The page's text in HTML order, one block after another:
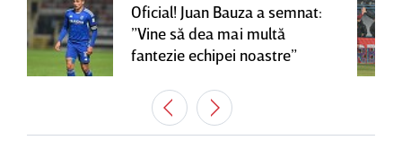
Oficial! Juan Bauza a semnat:
”Vine să dea mai multă
fantezie echipei noastre”